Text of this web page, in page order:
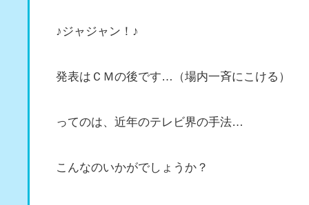
♪ジャジャン！♪
発表はＣＭの後です…（場内一斉にこける）
ってのは、近年のテレビ界の手法…
こんなのいかがでしょうか？